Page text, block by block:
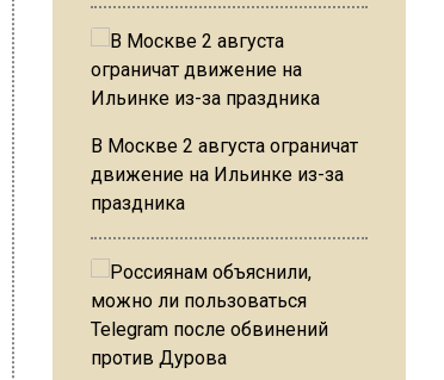
В Москве 2 августа ограничат
движение на Ильинке из-за
праздника